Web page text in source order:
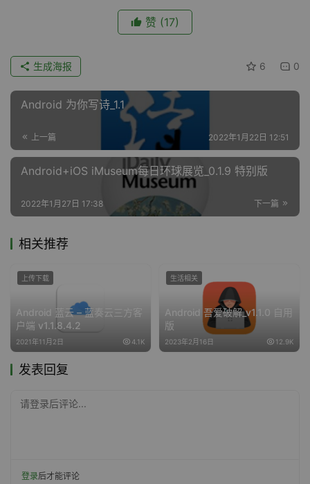
赞 (17)
6 0
生成海报
Android 为你写诗_1.1
上一篇 2022年1月22日 12:51
Android+iOS iMuseum每日环球展览_0.1.9 特别版
下一篇
2022年1月27日 17:38
相关推荐
Android 蓝云 – 蓝奏云三方客
户端 v1.1.8.4.2
2021年11月2日 4.1K
上传下载
Android 吾爱破解_v1.1.0 自用
版
2023年2月16日 12.9K
生活相关
发表回复
请登录后评论...
登录后才能评论